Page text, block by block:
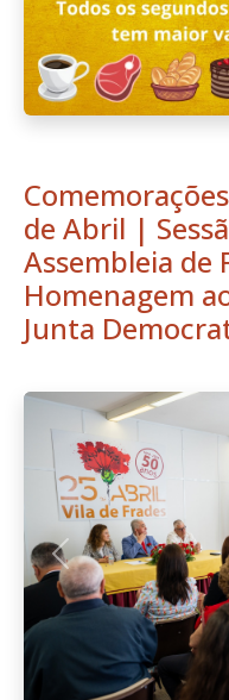
de Abril |
Assembleia de
Homenagem
Junta
Anterior